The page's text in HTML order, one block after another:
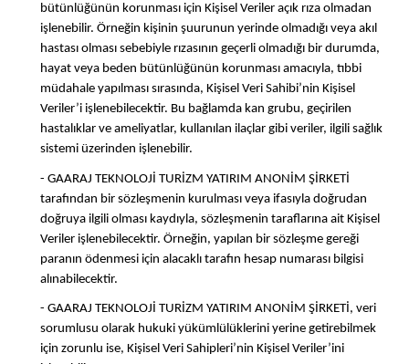
bütünlüğünün korunması için Kişisel Veriler açık rıza olmadan
işlenebilir. Örneğin kişinin şuurunun yerinde olmadığı veya akıl
hastası olması sebebiyle rızasının geçerli olmadığı bir durumda,
hayat veya beden bütünlüğünün korunması amacıyla, tıbbi
müdahale yapılması sırasında, Kişisel Veri Sahibi’nin Kişisel
Veriler’i işlenebilecektir. Bu bağlamda kan grubu, geçirilen
hastalıklar ve ameliyatlar, kullanılan ilaçlar gibi veriler, ilgili sağlık
sistemi üzerinden işlenebilir.
- GAARAJ TEKNOLOJİ TURİZM YATIRIM ANONİM ŞİRKETİ
tarafından bir sözleşmenin kurulması veya ifasıyla doğrudan
doğruya ilgili olması kaydıyla, sözleşmenin taraflarına ait Kişisel
Veriler işlenebilecektir. Örneğin, yapılan bir sözleşme gereği
paranın ödenmesi için alacaklı tarafın hesap numarası bilgisi
alınabilecektir.
- GAARAJ TEKNOLOJİ TURİZM YATIRIM ANONİM ŞİRKETİ, veri
sorumlusu olarak hukuki yükümlülüklerini yerine getirebilmek
için zorunlu ise, Kişisel Veri Sahipleri’nin Kişisel Veriler’ini